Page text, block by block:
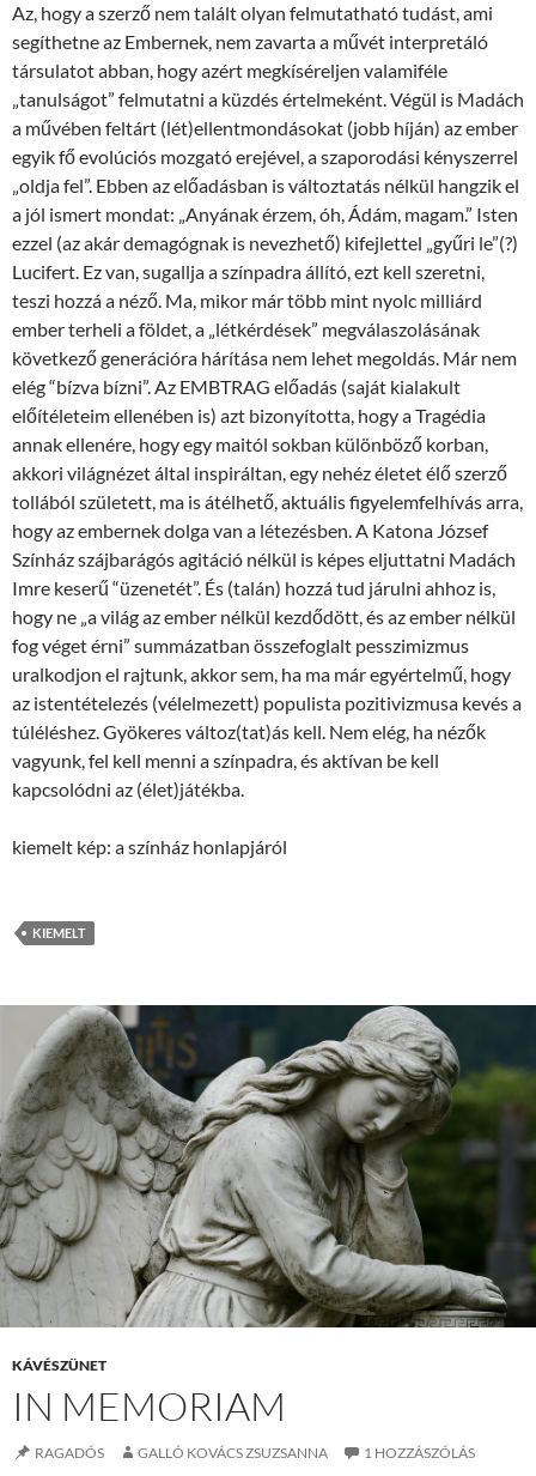
Az, hogy a szerző nem talált olyan felmutatható tudást, ami
segíthetne az Embernek, nem zavarta a művét interpretáló
társulatot abban, hogy azért megkíséreljen valamiféle
„tanulságot” felmutatni a küzdés értelmeként. Végül is Madách
a művében feltárt (lét)ellentmondásokat (jobb híján) az ember
egyik fő evolúciós mozgató erejével, a szaporodási kényszerrel
„oldja fel”. Ebben az előadásban is változtatás nélkül hangzik el
a jól ismert mondat: „Anyának érzem, óh, Ádám, magam.” Isten
ezzel (az akár demagógnak is nevezhető) kifejlettel „gyűri le”(?)
Lucifert. Ez van, sugallja a színpadra állító, ezt kell szeretni,
teszi hozzá a néző. Ma, mikor már több mint nyolc milliárd
ember terheli a földet, a „létkérdések” megválaszolásának
következő generációra hárítása nem lehet megoldás. Már nem
elég “bízva bízni”. Az EMBTRAG előadás (saját kialakult
előítéleteim ellenében is) azt bizonyította, hogy a Tragédia
annak ellenére, hogy egy maitól sokban különböző korban,
akkori világnézet által inspiráltan, egy nehéz életet élő szerző
tollából született, ma is átélhető, aktuális figyelemfelhívás arra,
hogy az embernek dolga van a létezésben. A Katona József
Színház szájbarágós agitáció nélkül is képes eljuttatni Madách
Imre keserű “üzenetét”. És (talán) hozzá tud járulni ahhoz is,
hogy ne „a világ az ember nélkül kezdődött, és az ember nélkül
fog véget érni” summázatban összefoglalt pesszimizmus
uralkodjon el rajtunk, akkor sem, ha ma már egyértelmű, hogy
az istentételezés (vélelmezett) populista pozitivizmusa kevés a
túléléshez. Gyökeres változ(tat)ás kell. Nem elég, ha nézők
vagyunk, fel kell menni a színpadra, és aktívan be kell
kapcsolódni az (élet)játékba.
kiemelt kép: a színház honlapjáról
KIEMELT
KÁVÉSZÜNET
IN MEMORIAM
RAGADÓS GALLÓ KOVÁCS ZSUZSANNA 1 HOZZÁSZÓLÁS